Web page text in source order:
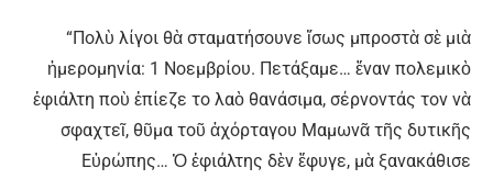
“Πολὺ λίγοι θὰ σταματήσουνε ἴσως μπροστὰ σὲ μιὰ
ἡμερομηνία: 1 Νοεμβρίου. Πετάξαμε… ἕναν πολεμικὸ
ἐφιάλτη ποὺ ἐπίεζε το λαὸ θανάσιμα, σέρνοντάς τον νὰ
σφαχτεῖ, θῦμα τοῦ ἀχόρταγου Μαμωνᾶ τῆς δυτικῆς
Εὐρώπης… Ὁ ἐφιάλτης δὲν ἔφυγε, μὰ ξανακάθισε